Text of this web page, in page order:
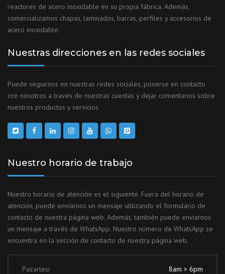
reactores de acero inoxidable en su propia fábrica. Además,
comercializamos chapas, laminados, barras, perfiles y accesorios de
acero inoxidable.
Nuestras direcciones en las redes sociales
Puede seguirnos en nuestras redes sociales, ponerse en contacto
con nosotros a través de nuestras cuentas y dejar comentarios sobre
nuestros productos y servicios.
Nuestro horario de trabajo
Nuestro horario de atención es el siguiente. Fuera del horario de
atención, puede enviarnos un mensaje utilizando el formulario de
contacto de nuestra página web. Además, también puede enviarnos
un mensaje a través de WhatsApp. Nuestro número de WhatsApp se
encuentra en la sección de contacto de nuestra página web.
Pazartesi
8am > 6pm